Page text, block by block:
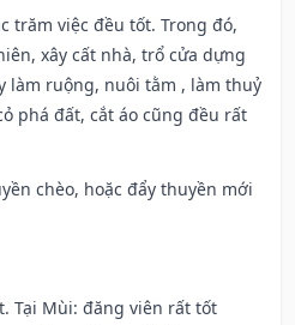
trăm việc đều tốt. Trong đó,
xây cất nhà, trổ cửa dựng
làm ruộng, nuôi tằm , làm thuỷ
phá đất, cắt áo cũng đều rất
chèo, hoặc đẩy thuyền mới
Tại Mùi: đăng viên rất tốt